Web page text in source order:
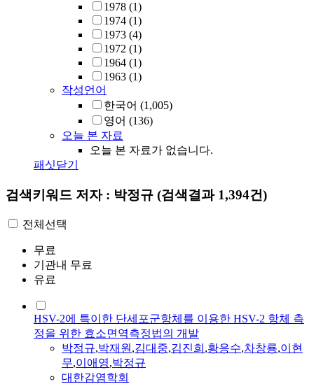
1978 (1)
1974 (1)
1973 (4)
1972 (1)
1964 (1)
1963 (1)
작성언어
한국어 (1,005)
영어 (136)
오늘 본 자료
오늘 본 자료가 없습니다.
패싯닫기
검색키워드 저자 : 박정규 (검색결과 1,394건)
전체선택
무료
기관내 무료
유료
HSV-2에 특이한 단세포군항체를 이용한 HSV-2 항체 측
정을 위한 효소면역측정법의 개발
박정규,박재원,김대중,김진희 ,황응수,차창룡,이현
무,이애영,박정규
대한감염학회